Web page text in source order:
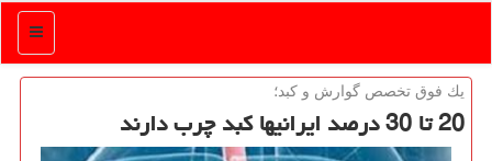
منو
یك فوق تخصص گوارش و كبد؛
20 تا 30 درصد ایرانیها كبد چرب دارند